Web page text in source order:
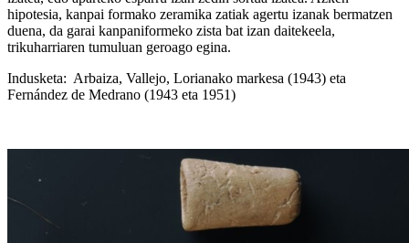
hipotesia, kanpai formako zeramika zatiak agertu izanak bermatzen
duena, da garai kanpaniformeko zista bat izan daitekeela,
trikuharriaren tumuluan geroago egina.
Indusketa: Arbaiza, Vallejo, Lorianako markesa (1943) eta
Fernández de Medrano (1943 eta 1951)